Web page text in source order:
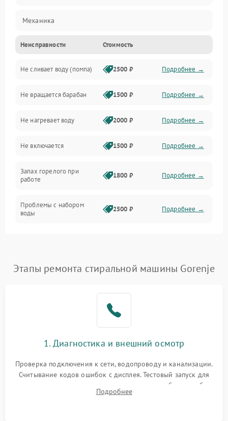
Механика
Электропитание
Водоснабжение
Слив
Программное обеспечение
Неисправности Стоимость
Не сливает воду (помпа) 2500 ₽ Подробнее →
Не вращается барабан 1500 ₽ Подробнее →
Не нагревает воду 2000 ₽ Подробнее →
Не включается 1500 ₽ Подробнее →
Запах горелого при
работе
1800 ₽ Подробнее →
Проблемы с набором
воды
2500 ₽ Подробнее →
Подробнее →
Этапы ремонта стиральной машины Gorenje
1. Диагностика и внешний осмотр
Проверка подключения к сети, водопроводу и канализации.
Считывание кодов ошибок с дисплея. Тестовый запуск для
выявления посторонних шумов, протечек или сбоев в работе
электронного модуля управления.
Подробнее